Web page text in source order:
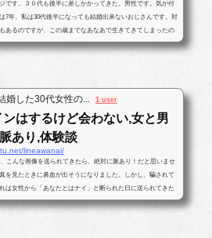
です。３０代も後半に差しかかってきた。男性です。気が付
7年、私は30代後半になっても結婚出来ないおじさんです。対
あるのですが、この歳までなあなあで生きてきてしまったの
思いパートナ...
した30代女性の... 1 user
ンはするけど会わない,女と男
あり,体験談
lineawanai/
こんな画像を送られてきたら、絶対に脈あり！だと思いませ
を見たときに鼻血が出そうになりました。しかし、騙されて
は女性から「あなたとはナイ」と断られた日に送られてきた
結末を読んで...